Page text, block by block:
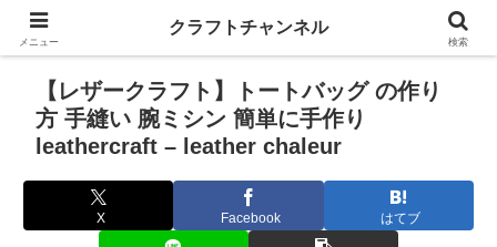
【レザークラフト】トートバッグ の作り
方 手縫い 腕ミシン 簡単に手作り
leathercraft – leather chaleur
X Facebook はてブ
メニュー
クラフトチャンネル
検索